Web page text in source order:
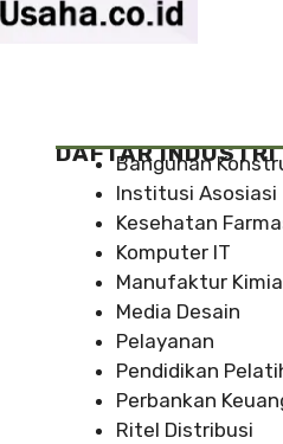
DAFTAR INDUSTRI
Bangunan
Institusi Asosiasi
Kesehatan
Komputer IT
Manufaktur Kimia
Media Desain
Pelayanan
Pendidikan
Perbankan
Ritel Distribusi